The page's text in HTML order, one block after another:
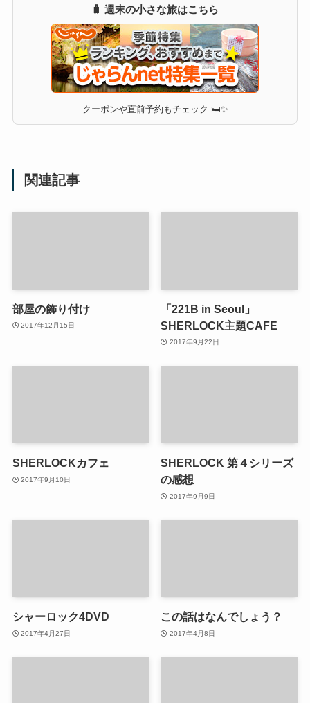
🧳 週末の小さな旅はこちら
クーポンや直前予約もチェック 🛏✨
関連記事
部屋の飾り付け
2017年12月15日
「221B in Seoul」
SHERLOCK主題CAFE
2017年9月22日
SHERLOCKカフェ
2017年9月10日
SHERLOCK 第４シリーズ
の感想
2017年9月9日
シャーロック4DVD
2017年4月27日
この話はなんでしょう？
2017年4月8日